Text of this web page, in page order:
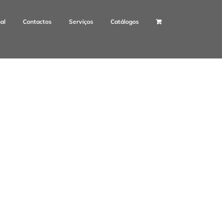
Contactos Serviços Catálogos